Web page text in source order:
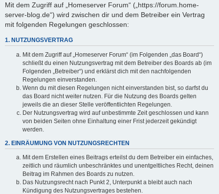
Mit dem Zugriff auf „Homeserver Forum“ („https://forum.home-
server-blog.de“) wird zwischen dir und dem Betreiber ein Vertrag
mit folgenden Regelungen geschlossen:
1. NUTZUNGSVERTRAG
Mit dem Zugriff auf „Homeserver Forum“ (im Folgenden „das Board“)
schließt du einen Nutzungsvertrag mit dem Betreiber des Boards ab (im
Folgenden „Betreiber“) und erklärst dich mit den nachfolgenden
Regelungen einverstanden.
Wenn du mit diesen Regelungen nicht einverstanden bist, so darfst du
das Board nicht weiter nutzen. Für die Nutzung des Boards gelten
jeweils die an dieser Stelle veröffentlichten Regelungen.
Der Nutzungsvertrag wird auf unbestimmte Zeit geschlossen und kann
von beiden Seiten ohne Einhaltung einer Frist jederzeit gekündigt
werden.
2. EINRÄUMUNG VON NUTZUNGSRECHTEN
Mit dem Erstellen eines Beitrags erteilst du dem Betreiber ein einfaches,
zeitlich und räumlich unbeschränktes und unentgeltliches Recht, deinen
Beitrag im Rahmen des Boards zu nutzen.
Das Nutzungsrecht nach Punkt 2, Unterpunkt a bleibt auch nach
Kündigung des Nutzungsvertrages bestehen.